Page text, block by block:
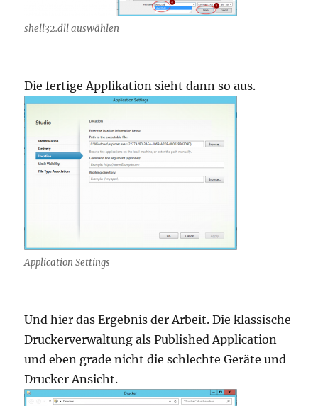
shell32.dll auswählen
Die fertige Applikation sieht dann so aus.
Application Settings
Und hier das Ergebnis der Arbeit. Die klassische
Druckerverwaltung als Published Application
und eben grade nicht die schlechte Geräte und
Drucker Ansicht.